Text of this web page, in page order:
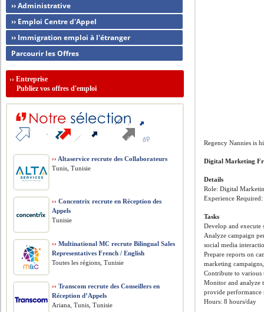
Regency Nannies is
Digital Marketing
Details
Role: Digital
Experience
Tasks
Develop and execute
Analyze campaign
social media
Prepare reports on
marketing
Contribute to various
Monitor and analyze
provide performance
Hours: 8 hours/day
›› Administrative
›› Emploi Centre d'Appel
›› Immigration emploi à l'étranger
Parcourir les Offres
››Entreprise
Publiez vos offres d'emploi
›› Altaservice recrute des Collaborateurs
Tunis, Tunisie
›› Concentrix recrute en Réception des
Appels
Tunisie
›› Multinational MC recrute Bilingual Sales
Representatives French / English
Toutes les régions, Tunisie
›› Transcom recrute des Conseillers en
Réception d’Appels
Ariana, Tunis, Tunisie